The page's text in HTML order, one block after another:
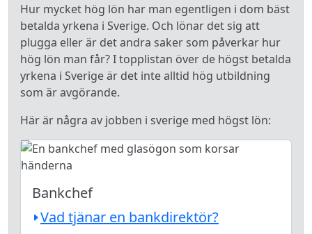
Hur mycket hög lön har man egentligen i dom bäst
betalda yrkena i Sverige. Och lönar det sig att
plugga eller är det andra saker som påverkar hur
hög lön man får? I topplistan över de högst betalda
yrkena i Sverige är det inte alltid hög utbildning
som är avgörande.
Här är några av jobben i sverige med högst lön:
Bankchef
Vad tjänar en bankdirektör?